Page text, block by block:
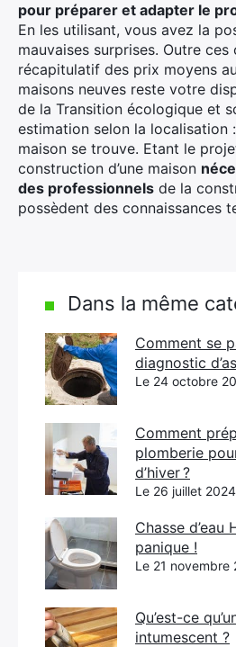
pour préparer et adapter le
En les utilisant, vous avez la
mauvaises surprises. Outre ces
récapitulatif des prix moyens
maisons neuves reste votre
de la Transition écologique et
estimation selon la localisation
maison se trouve. Etant le
construction d’une maison
des professionnels de la
possèdent des connaissances
Dans la même
Comment se
diagnostic
Le 24 octobre
Comment
plomberie
d’hiver ?
Le 26 juillet 2024
Chasse d’eau
panique !
Le 21 novembre
Qu’est-ce
intumescent ?